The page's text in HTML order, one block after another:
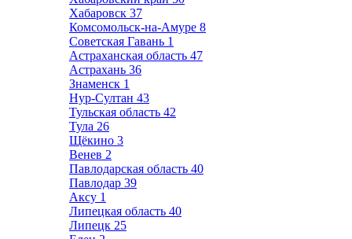
Хабаровск 37
Комсомольск-на-Амуре 8
Советская Гавань 1
Астраханская область 47
Астрахань 36
Знаменск 1
Нур-Султан 43
Тульская область 42
Тула 26
Щёкино 3
Венев 2
Павлодарская область 40
Павлодар 39
Аксу 1
Липецкая область 40
Липецк 25